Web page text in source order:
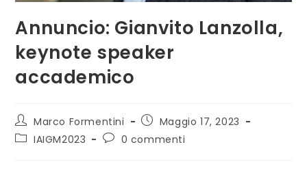
Annuncio: Gianvito Lanzolla,
keynote speaker
accademico
Autore
dell'articolo:
Marco Formentini
Articolo
pubblicato:
Maggio 17, 2023
Categoria
IAIGM2023
Commenti
0 commenti